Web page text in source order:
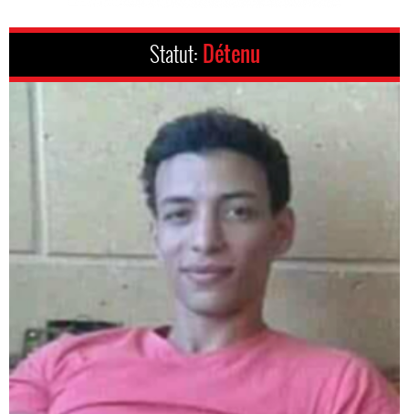
Statut: Détenu